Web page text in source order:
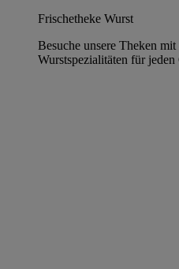
Frischetheke Wurst
Besuche unsere Theken
Wurstspezialitäten für jeden